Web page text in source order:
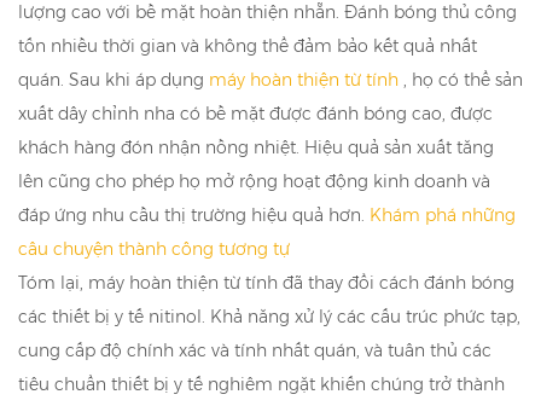
lượng cao với bề mặt hoàn thiện nhẵn. Đánh bóng thủ công
tốn nhiều thời gian và không thể đảm bảo kết quả nhất
quán. Sau khi áp dụng máy hoàn thiện từ tính , họ có thể sản
xuất dây chỉnh nha có bề mặt được đánh bóng cao, được
khách hàng đón nhận nồng nhiệt. Hiệu quả sản xuất tăng
lên cũng cho phép họ mở rộng hoạt động kinh doanh và
đáp ứng nhu cầu thị trường hiệu quả hơn. Khám phá những
câu chuyện thành công tương tự
Tóm lại, máy hoàn thiện từ tính đã thay đổi cách đánh bóng
các thiết bị y tế nitinol. Khả năng xử lý các cấu trúc phức tạp,
cung cấp độ chính xác và tính nhất quán, và tuân thủ các
tiêu chuẩn thiết bị y tế nghiêm ngặt khiến chúng trở thành